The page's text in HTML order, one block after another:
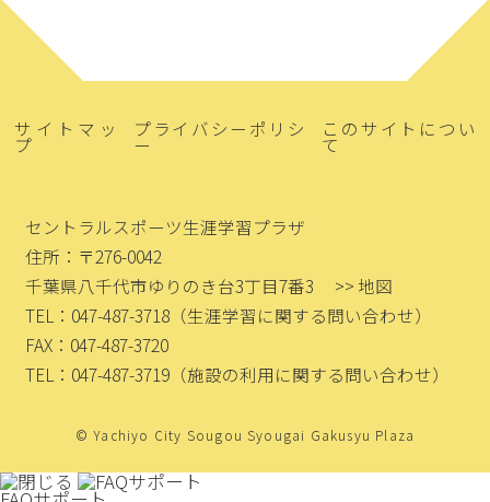
サイトマッ
プ
プライバシーポリシ
ー
このサイトについ
て
セントラルスポーツ生涯学習プラザ
住所：〒276-0042
千葉県八千代市ゆりのき台3丁目7番3
>> 地図
TEL：047-487-3718 （生涯学習に関する問い合わせ）
FAX：047-487-3720
TEL：047-487-3719 （施設の利用に関する問い合わせ）
© Yachiyo City Sougou Syougai Gakusyu Plaza